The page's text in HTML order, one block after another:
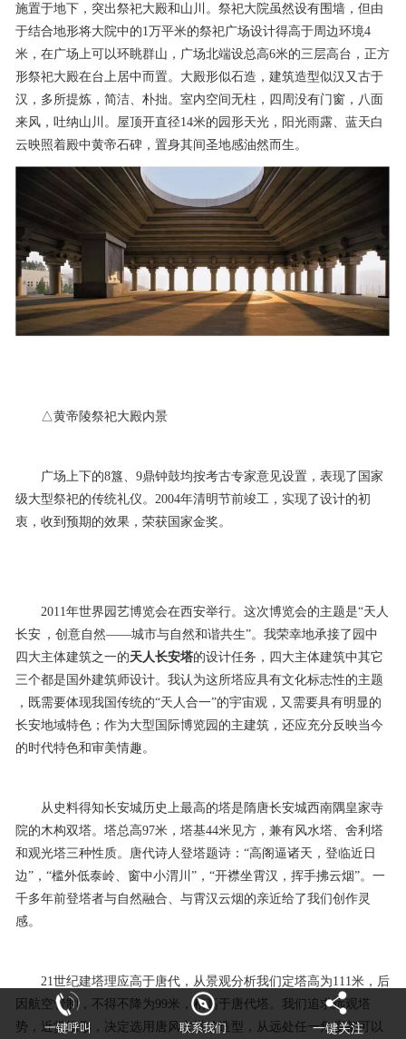
施置于地下，突出祭祀大殿和山川。祭祀大院虽然设有围墙，但由
于结合地形将大院中的1万平米的祭祀广场设计得高于周边环境4
米，在广场上可以环眺群山，广场北端设总高6米的三层高台，正方
形祭祀大殿在台上居中而置。大殿形似石造，建筑造型似汉又古于
汉，多所提炼，简洁、朴拙。室内空间无柱，四周没有门窗，八面
来风，吐纳山川。屋顶开直径14米的园形天光，阳光雨露、蓝天白
云映照着殿中黄帝石碑，置身其间圣地感油然而生。
△黄帝陵祭祀大殿内景
广场上下的8簋、9鼎钟鼓均按考古专家意见设置，表现了国家
级大型祭祀的传统礼仪。2004年清明节前竣工，实现了设计的初
衷，收到预期的效果，荣获国家金奖。
2011年世界园艺博览会在西安举行。这次博览会的主题是“天人
长安 ，创意自然——城市与自然和谐共生”。我荣幸地承接了园中
四大主体建筑之一的天人长安塔的设计任务，四大主体建筑中其它
三个都是国外建筑师设计。我认为这所塔应具有文化标志性的主题
，既需要体现我国传统的“天人合一”的宇宙观，又需要具有明显的
长安地域特色；作为大型国际博览园的主建筑，还应充分反映当今
的时代特色和审美情趣。
从史料得知长安城历史上最高的塔是隋唐长安城西南隅皇家寺
院的木构双塔。塔总高97米，塔基44米见方，兼有风水塔、舍利塔
和观光塔三种性质。唐代诗人登塔题诗：“高阁逼诸天，登临近日
边”，“槛外低泰岭、窗中小渭川”，“开襟坐霄汉，挥手拂云烟”。一
千多年前登塔者与自然融合、与霄汉云烟的亲近给了我们创作灵
感。
21世纪建塔理应高于唐代，从景观分析我们定塔高为111米，后
因航空管制，不得不降为99米，稍高于唐代塔。我们追求远观塔
势，近赏细形，决定选用唐风方塔的造型，从远处任一角度都可以
一键呼叫 联系我们 一键关注